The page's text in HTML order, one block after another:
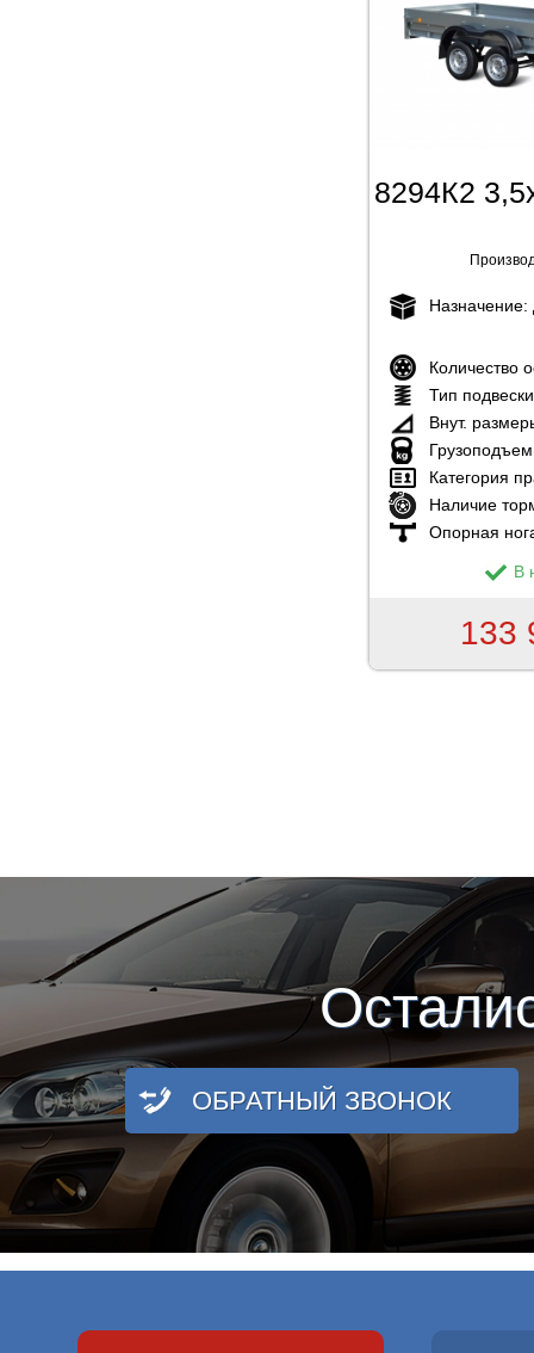
8294К2
Назначение:
Количество
Тип
Внут.
Категория
Наличие
Опорная
В
133
ОБРАТНЫЙ ЗВОНОК